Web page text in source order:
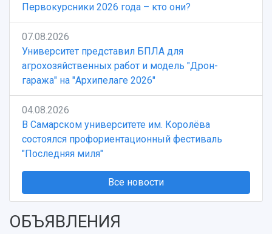
Учебный аэродром
Ботанический сад
Умный дом бабочек
Международный межвузовский кампус
Сведения об образовательной организации
Официальные документы
Первокурсники 2026 года – кто они?
07.08.2026
Университет представил БПЛА для
агрохозяйственных работ и модель "Дрон-
гаража" на "Архипелаге 2026"
04.08.2026
В Самарском университете им. Королёва
состоялся профориентационный фестиваль
"Последняя миля"
Все новости
ОБЪЯВЛЕНИЯ